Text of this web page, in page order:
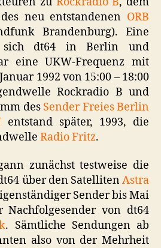
neu entstandenen ORB
Brandenburg). Eine
dt64 in Berlin und
eine UKW-Frequenz mit
1992 von 15:00 – 18:00
Rockradio B und
des Sender Freies Berlin
entstand später, 1993, die
Radio Fritz.
zunächst testweise die
über den SatellitenAstra
Sender bis Mai
Nachfolgesender von dt64
. Sämtliche Sendungen ab
also von der Mehrheit